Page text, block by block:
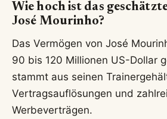
Wie hoch ist das
José Mourinho?
Das Vermögen von José
90 bis 120 Millionen US-Dollar
stammt aus seinen
Vertragsauflösungen und
Werbeverträgen.